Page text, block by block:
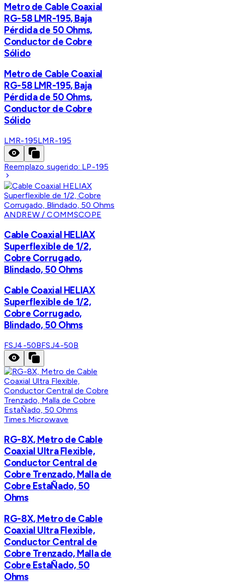
Metro de Cable Coaxial
RG-58 LMR-195, Baja
Pérdida de 50 Ohms,
Conductor de Cobre
Sólido
Metro de Cable Coaxial
RG-58 LMR-195, Baja
Pérdida de 50 Ohms,
Conductor de Cobre
Sólido
LMR-195LMR-195
Reemplazo sugerido: LP-195
ANDREW / COMMSCOPE
Cable Coaxial HELIAX
Superflexible de 1/2,
Cobre Corrugado,
Blindado, 50 Ohms
Cable Coaxial HELIAX
Superflexible de 1/2,
Cobre Corrugado,
Blindado, 50 Ohms
FSJ4-50BFSJ4-50B
Times Microwave
RG-8X, Metro de Cable
Coaxial Ultra Flexible,
Conductor Central de
Cobre Trenzado, Malla de
Cobre EstaÑado, 50
Ohms
RG-8X, Metro de Cable
Coaxial Ultra Flexible,
Conductor Central de
Cobre Trenzado, Malla de
Cobre EstaÑado, 50
Ohms